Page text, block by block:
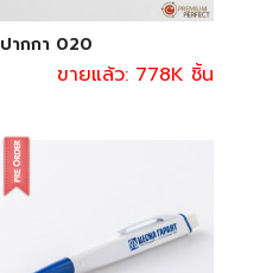
ปากกา 020
ขายแล้ว: 778K ชิ้น